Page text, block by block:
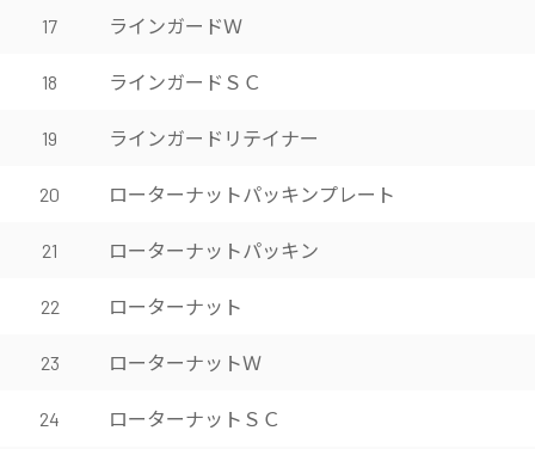
17 ラインガードＷ
18 ラインガードＳＣ
19 ラインガードリテイナー
20 ローターナットパッキンプレート
21 ローターナットパッキン
22 ローターナット
23 ローターナットＷ
24 ローターナットＳＣ